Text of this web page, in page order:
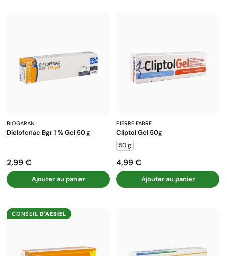
BIOGARAN
Diclofenac Bgr 1 % Gel 50 G
Prix
2,99 €
Ajouter au panier
PIERRE FABRE
Cliptol Gel 50g
50 g
Prix
4,99 €
Ajouter au panier
CONSEILD'AESIEL